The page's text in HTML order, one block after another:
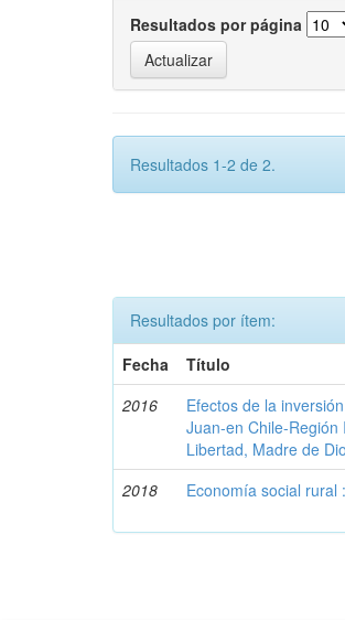
Resultados por página
Resultados 1-2 de 2.
Resultados por ítem:
Fecha
Título
2016
Efectos de la
Juan-en Chile-
Libertad, Madre de
2018
Economía social rural